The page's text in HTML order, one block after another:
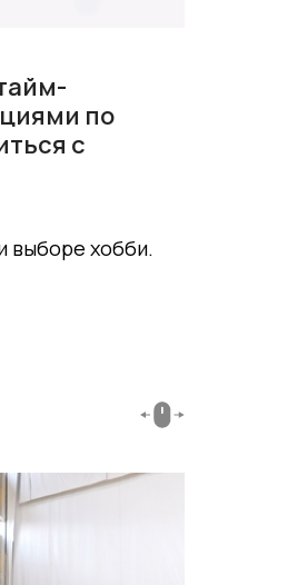
по
с
выборе хобби.